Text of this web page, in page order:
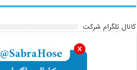
کانال تلگرام شرکت